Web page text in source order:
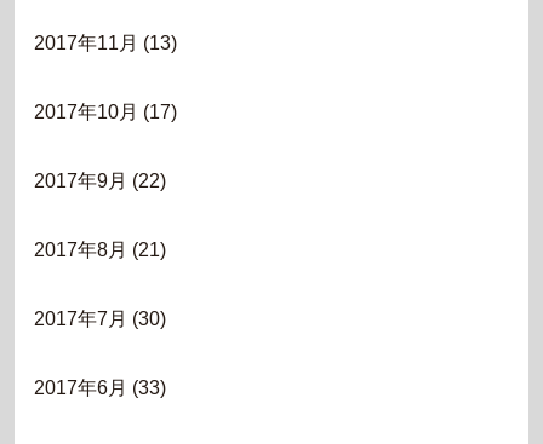
2017年11月 (13)
2017年10月 (17)
2017年9月 (22)
2017年8月 (21)
2017年7月 (30)
2017年6月 (33)